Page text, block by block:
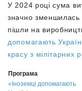
У 2024 році сума
значно зменшилась
пішли на
допомагають
красу з мілітарних
Програма
«Іноземці допомагають